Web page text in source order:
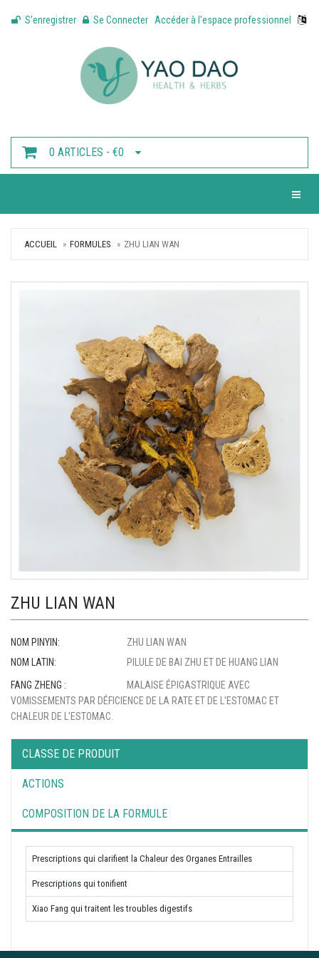
S'enregistrer Se Connecter Accéder à l'espace professionnel
0 ARTICLES - €0
ACCUEIL FORMULES ZHU LIAN WAN
ZHU LIAN WAN
NOM PINYIN:
ZHU LIAN WAN
NOM LATIN:
PILULE DE BAI ZHU ET DE HUANG LIAN
FANG ZHENG :
MALAISE ÉPIGASTRIQUE AVEC
VOMISSEMENTS PAR DÉFICIENCE DE LA RATE ET DE L'ESTOMAC ET
CHALEUR DE L'ESTOMAC.
CLASSE DE PRODUIT
ACTIONS
COMPOSITION DE LA FORMULE
Prescriptions qui clarifient la Chaleur des Organes Entrailles
Prescriptions qui tonifient
Xiao Fang qui traitent les troubles digestifs